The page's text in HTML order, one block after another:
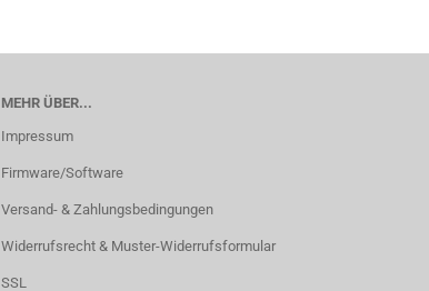
MEHR ÜBER...
Impressum
Firmware/Software
Versand- & Zahlungsbedingungen
Widerrufsrecht & Muster-Widerrufsformular
SSL